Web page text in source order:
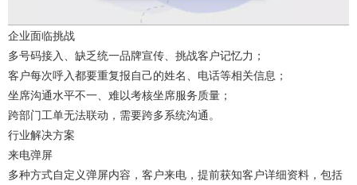
企业面临挑战
多号码接入、缺乏统一品牌宣传、挑战客户记忆力；
客户每次呼入都要重复报自己的姓名、电话等相关信息；
坐席沟通水平不一、难以考核坐席服务质量；
跨部门工单无法联动，需要跨多系统沟通。
行业解决方案
来电弹屏
多种方式自定义弹屏内容，客户来电，提前获知客户详细资料，包括